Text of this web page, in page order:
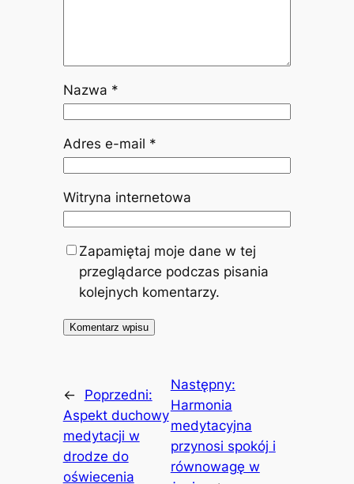
Nazwa *
Adres e-mail *
Witryna internetowa
Zapamiętaj moje dane w tej
przeglądarce podczas pisania
kolejnych komentarzy.
←
Poprzedni:
Aspekt duchowy
medytacji w
drodze do
oświecenia
Następny:
Harmonia
medytacyjna
przynosi spokój i
równowagę w